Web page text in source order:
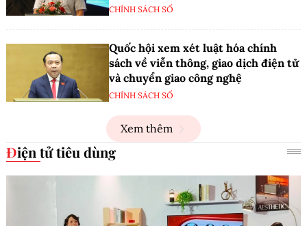
CHÍNH SÁCH SỐ
Quốc hội xem xét luật hóa chính
sách về viễn thông, giao dịch điện tử
và chuyển giao công nghệ
CHÍNH SÁCH SỐ
Xem thêm
Điện tử tiêu dùng